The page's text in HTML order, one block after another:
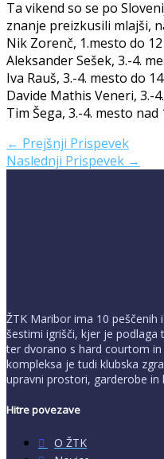
Ta vikend so se po
znanje preizkusili mlajši,
Nik Zorenč, 1.mesto do
Aleksander Sešek, 3.-4.
Iva Rauš, 3.-4. mesto do
Davide Mathis Veneri, 3.-
Tim Šega, 3.-4. mesto nad
← Prejšnji Prispevek
Naslednji Prispevek →
ŽTK Maribor ima 10 peščenih
šestimi igrišči, kjer je podlaga
ter dvorano s hard courtom in
kompleksa je tudi klubska
upravni prostori, garderobe in
Hitre povezave
O ŽTK